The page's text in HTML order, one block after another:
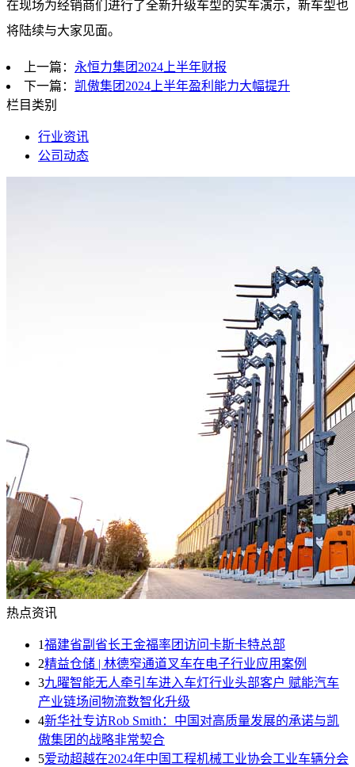
在现场为经销商们进行了全新升级车型的实车演示，新车型也
将陆续与大家见面。
上一篇： 永恒力集团2024上半年财报
下一篇： 凯傲集团2024上半年盈利能力大幅提升
栏目类别
行业资讯
公司动态
热点资讯
1福建省副省长王金福率团访问卡斯卡特总部
2精益仓储 | 林德窄通道叉车在电子行业应用案例
3九曜智能无人牵引车进入车灯行业头部客户 赋能汽车
产业链场间物流数智化升级
4新华社专访Rob Smith：中国对高质量发展的承诺与凯
傲集团的战略非常契合
5爱动超越在2024年中国工程机械工业协会工业车辆分会